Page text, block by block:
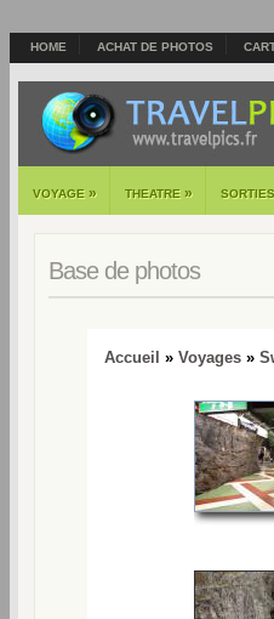
HOME ACHAT DE PHOTOS
VOYAGE » THEATRE » SORTIES
Base de photos
Accueil » Voyages »